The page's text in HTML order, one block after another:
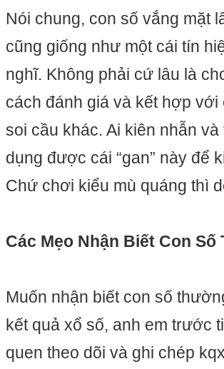
Nói chung, con số vắng mặt
cũng giống như một cái tín
nghĩ. Không phải cứ lâu là
cách đánh giá và kết hợp
soi cầu khác. Ai kiên nhẫn
dụng được cái “gan” này để
Chứ chơi kiểu mù quáng thì
Các Mẹo Nhận Biết Con
Muốn nhận biết con số
kết quả xổ số, anh em trước
quen theo dõi và ghi chép